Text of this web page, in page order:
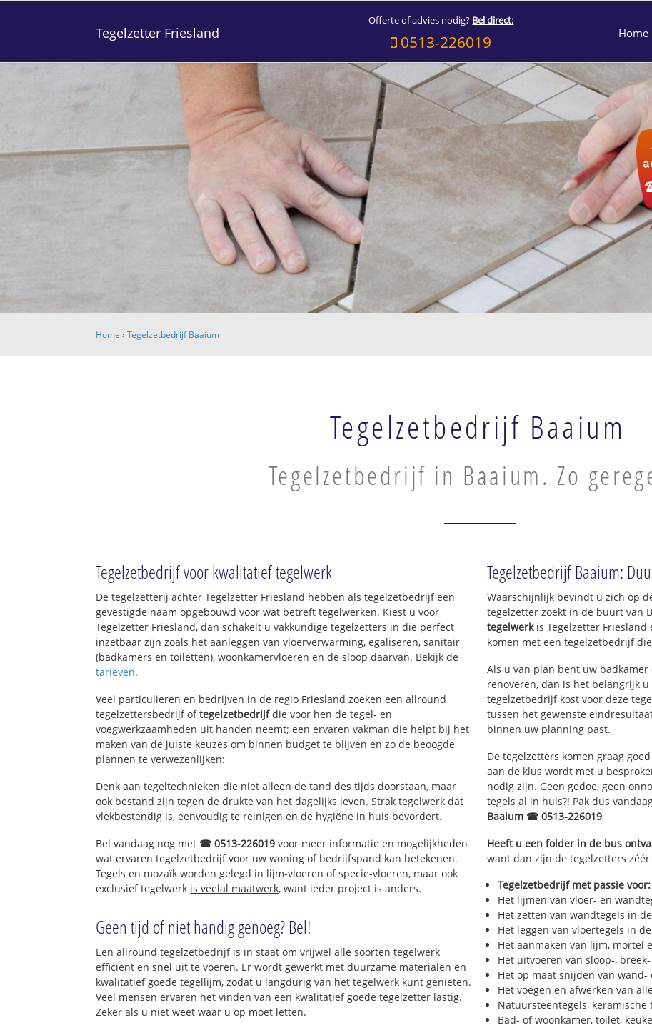
Tegelzetter Friesland
Offerte of advies nodig? Bel direct:
0513-226019 Home
Home ›Tegelzetbedrijf Baaium
Tegelzetbedrijf Baaium
Tegelzetbedrijf in Baaium. Zo
Tegelzetbedrijf voor kwalitatief tegelwerk
De tegelzetterij achter Tegelzetter Friesland hebben als tegelzetbedrijf een
gevestigde naam opgebouwd voor wat betreft tegelwerken. Kiest u voor
Tegelzetter Friesland, dan schakelt u vakkundige tegelzetters in die perfect
inzetbaar zijn zoals het aanleggen van vloerverwarming, egaliseren, sanitair
(badkamers en toiletten), woonkamervloeren en de sloop daarvan. Bekijk de
tarieven.
Veel particulieren en bedrijven in de regio Friesland zoeken een allround
tegelzettersbedrijf oftegelzetbedrijfdie voor hen de tegel- en
voegwerkzaamheden uit handen neemt; een ervaren vakman die helpt bij het
maken van de juiste keuzes om binnen budget te blijven en zo de beoogde
plannen te verwezenlijken:
Denk aan tegeltechnieken die niet alleen de tand des tijds doorstaan, maar
ook bestand zijn tegen de drukte van het dagelijks leven. Strak tegelwerk dat
vlekbestendig is, eenvoudig te reinigen en de hygiëne in huis bevordert.
Bel vandaag nog met ☎ 0513-226019 voor meer informatie en mogelijkheden
wat ervaren tegelzetbedrijf voor uw woning of bedrijfspand kan betekenen.
Tegels en mozaïk worden gelegd in lijm-vloeren of specie-vloeren, maar ook
exclusief tegelwerk is veelal maatwerk, want ieder project is anders.
Geen tijd of niet handig genoeg? Bel!
Een allround tegelzetbedrijf is in staat om vrijwel alle soorten tegelwerk
efficiënt en snel uit te voeren. Er wordt gewerkt met duurzame materialen en
kwalitatief goede tegellijm, zodat u langdurig van het tegelwerk kunt genieten.
Veel mensen ervaren het vinden van een kwalitatief goede tegelzetter lastig.
Zeker als u niet weet waar u op moet letten.
Tegelzetbedrijf Baaium:
Waarschijnlijk bevindt u zich op
tegelzetter zoekt in de buurt van
tegelwerkis Tegelzetter Friesland
komen met een tegelzetbedrijf
Als u van plan bent uw
renoveren, dan is het belangrijk u
tegelzetbedrijf kost voor deze
tussen het gewenste
binnen uw planning past.
De tegelzetters komen graag
aan de klus wordt met u
nodig zijn. Geen gedoe, geen
tegels al in huis?! Pak dus
Baaium ☎ 0513-226019
Heeft u een folder in de bus
want dan zijn de tegelzetters
Tegelzetbedrijf met passie voor:
Het lijmen van vloer- en
Het zetten van wandtegels in
Het leggen van vloertegels in
Het aanmaken van lijm, mortel
Het uitvoeren van sloop-,
Het op maat snijden van wand-
Het voegen en afwerken van
Natuursteentegels, keramische
Bad- of woonkamer, toilet,